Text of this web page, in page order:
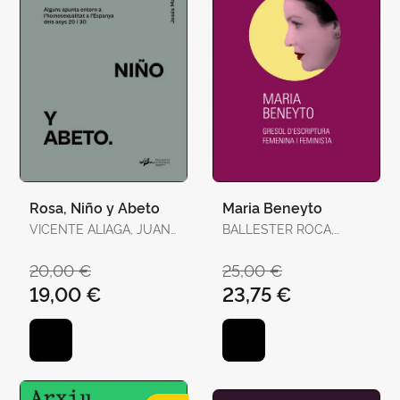
Rosa, Niño y Abeto
VICENTE ALIAGA, JUAN
20,00 €
19,00 €
Maria Beneyto
BALLESTER ROCA,
25,00 €
23,75 €